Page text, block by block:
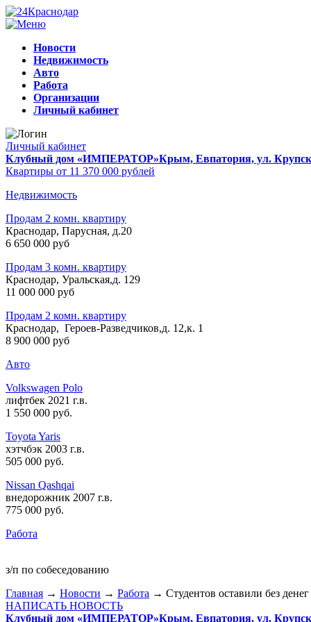
Новости
Недвижимость
Авто
Работа
Организации
Личный кабинет
Личный кабинет
Клубный дом «ИМПЕРАТОР»Крым, Евпатория, ул.
Квартиры от 11 370 000 рублей
Недвижимость
Продам 2 комн. квартиру
Краснодар, Парусная, д.20
6 650 000 руб
Продам 3 комн. квартиру
Краснодар, Уральская,д. 129
11 000 000 руб
Продам 2 комн. квартиру
Краснодар, Героев-Разведчиков,д. 12,к. 1
8 900 000 руб
Авто
Volkswagen Polo
лифтбек 2021 г.в.
1 550 000 руб.
Toyota Yaris
хэтчбэк 2003 г.в.
505 000 руб.
Nissan Qashqai
внедорожник 2007 г.в.
775 000 руб.
Работа
з/п по собеседованию
Главная → Новости → Работа → Студентов оставили без денег
НАПИСАТЬ НОВОСТЬ
Клубный дом «ИМПЕРАТОР»Крым, Евпатория, ул.